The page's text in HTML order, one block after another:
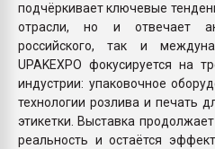
подчёркивает ключевые
отрасли, но и отвечает
российского, так и
UPAKEXPO фокусируется на
индустрии: упаковочное
технологии розлива и печать
этикетки. Выставка
реальность и остаётся